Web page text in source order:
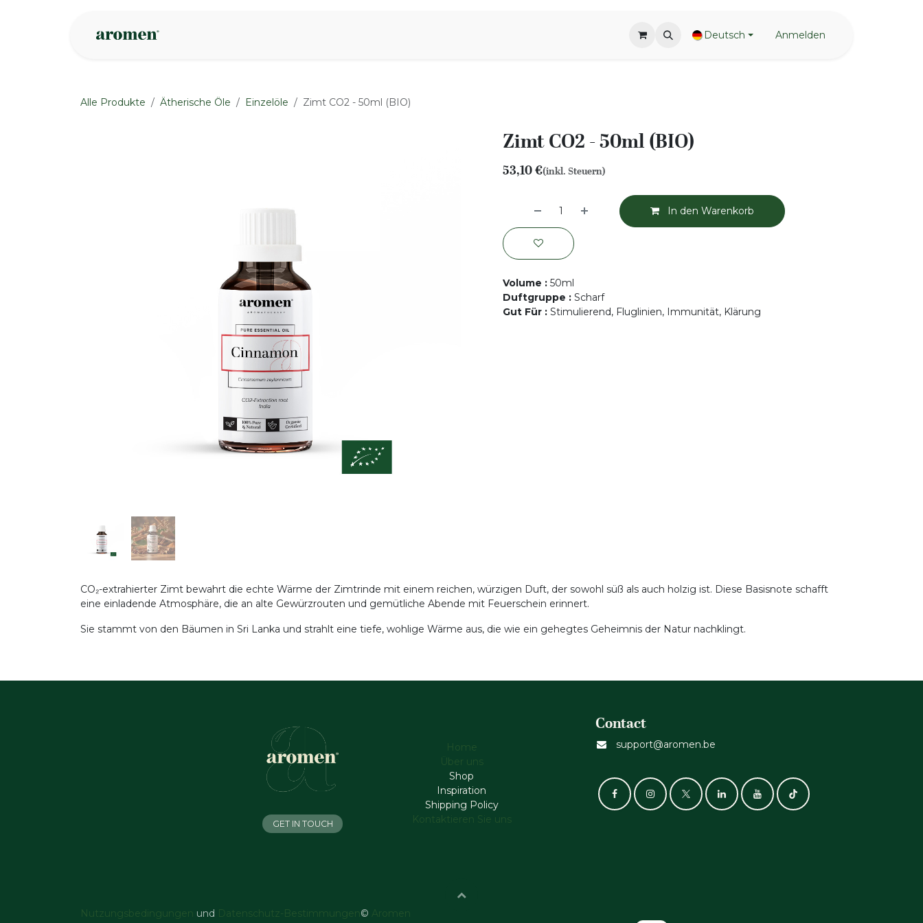
Deutsch Anmelden
Alle Produkte Ätherische Öle Einzelöle Zimt CO2 - 50ml (BIO)
Zimt CO2 - 50ml (BIO)
53,10€(inkl. Steuern)
In den Warenkorb
Volume : 50ml
Duftgruppe : Scharf
Gut Für : Stimulierend, Fluglinien, Immunität, Klärung
CO₂-extrahierter Zimt bewahrt die echte Wärme der Zimtrinde mit einem reichen, würzigen Duft, der sowohl süß als auch holzig ist. Diese Basisnote schafft
eine einladende Atmosphäre, die an alte Gewürzrouten und gemütliche Abende mit Feuerschein erinnert.
Sie stammt von den Bäumen in Sri Lanka und strahlt eine tiefe, wohlige Wärme aus, die wie ein gehegtes Geheimnis der Natur nachklingt.
Home
Über uns
Shop
Inspiration
Shipping Policy
Kontaktieren Sie uns
Contact
support@aromen.be
GET IN TOUCH
Nutzungsbedingungen und Datenschutz-Bestimmungen © Aromen